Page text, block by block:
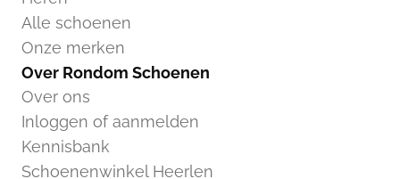
Alle schoenen
Onze merken
Over Rondom Schoenen
Over ons
Inloggen of aanmelden
Kennisbank
Schoenenwinkel Heerlen